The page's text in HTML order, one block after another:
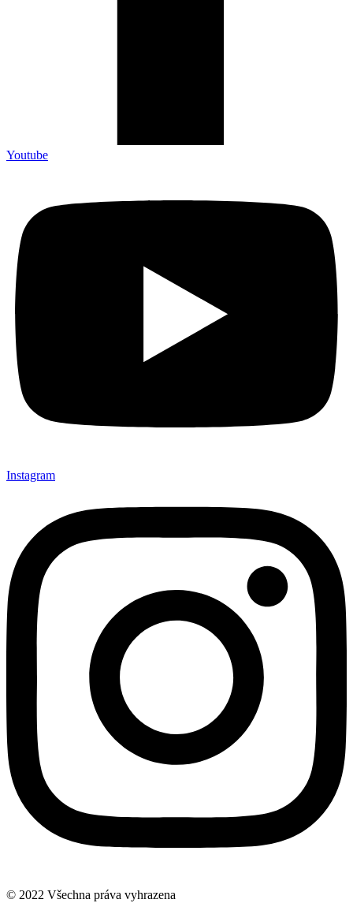
Youtube
Instagram
© 2022 Všechna práva vyhrazena